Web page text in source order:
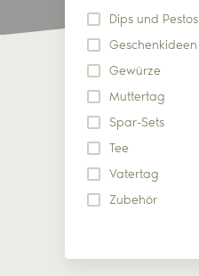
Rotbuschtee
Dips und Pestos
Geschenkideen
Gewürze
Muttertag
Spar-Sets
Tee
Vatertag
Zubehör